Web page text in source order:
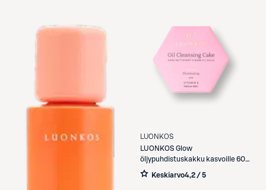
LUONKOS
LUONKOS Glow
öljypuhdistuskakku kasvoille 60
ml
Keskiarvo4,2 / 5